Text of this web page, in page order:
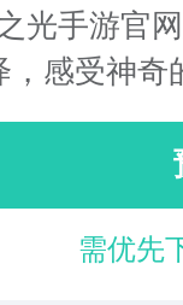
光手游官
，感受神
需优先